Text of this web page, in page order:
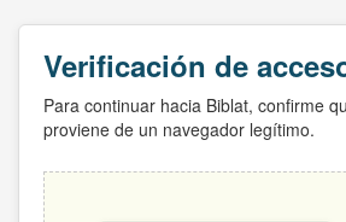
Verificación de
Para continuar hacia Biblat, confirme
proviene de un navegador legítimo.